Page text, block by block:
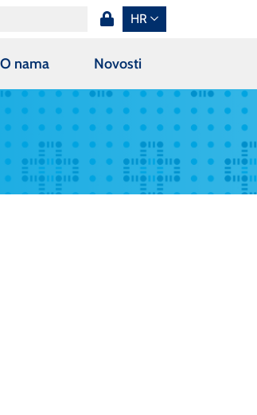
HR
O nama Novosti